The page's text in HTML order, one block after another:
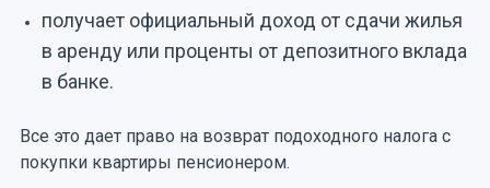
получает официальный доход от сдачи жилья
в аренду или проценты от депозитного вклада
в банке.
Все это дает право на возврат подоходного налога с
покупки квартиры пенсионером.